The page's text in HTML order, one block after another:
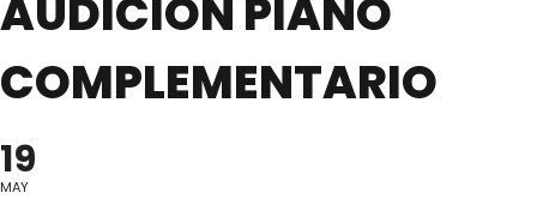
AUDICIÓN PIANO
COMPLEMENTARIO
19
MAY